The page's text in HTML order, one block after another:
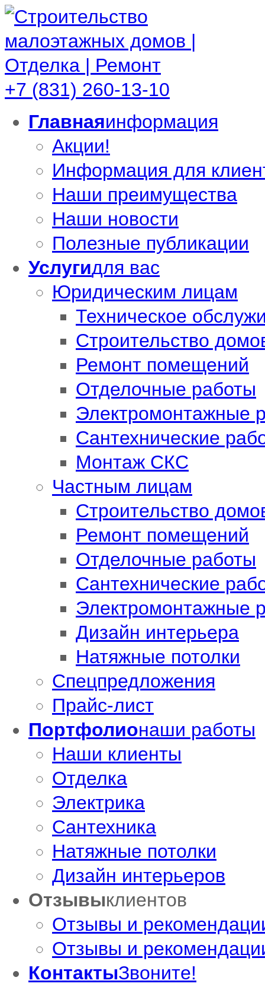
+7 (831) 260-13-10
Главнаяинформация
Акции!
Информация для
Наши преимущества
Наши новости
Полезные публикации
Услугидля вас
Юридическим лицам
Техническое
Cтроительство
Ремонт помещений
Отделочные работы
Электромонтажные
Сантехнические
Монтаж СКС
Частным лицам
Cтроительство
Ремонт помещений
Отделочные работы
Сантехнические
Электромонтажные
Дизайн интерьера
Натяжные потолки
Спецпредложения
Прайс-лист
Портфолионаши работы
Наши клиенты
Отделка
Электрика
Сантехника
Натяжные потолки
Дизайн интерьеров
Отзывыклиентов
Отзывы и
Отзывы и
КонтактыЗвоните!